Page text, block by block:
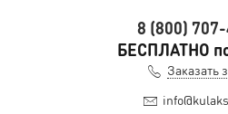
8 (800)
БЕСПЛАТНО
Заказать